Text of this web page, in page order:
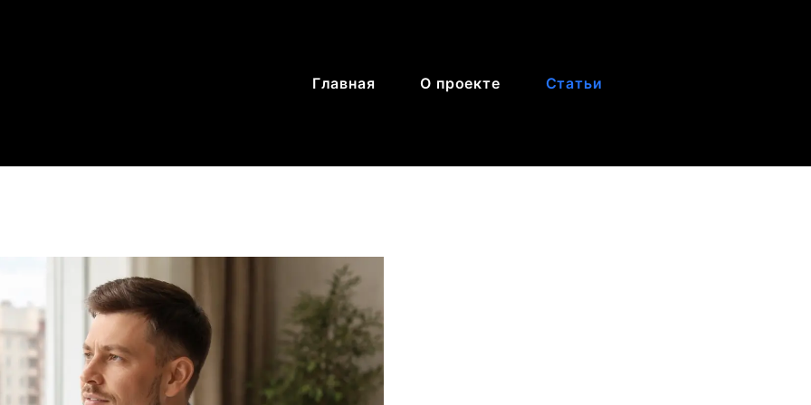
Главная О проекте Статьи